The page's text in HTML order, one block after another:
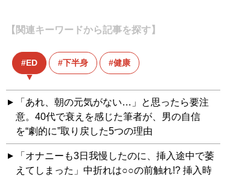
【関連キーワードから記事を探す】
ED 下半身 健康
「あれ、朝の元気がない…」と思ったら要注
意。40代で衰えを感じた筆者が、男の自信
を“劇的に”取り戻した5つの理由
「オナニーも3日我慢したのに、挿入途中で萎
えてしまった」中折れは○○の前触れ!? 挿入時